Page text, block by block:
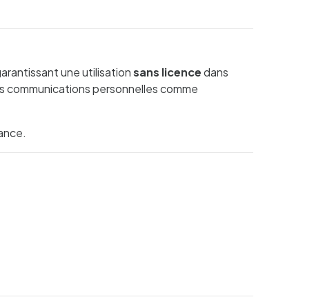
une utilisationsans licencedans
communications personnelles comme